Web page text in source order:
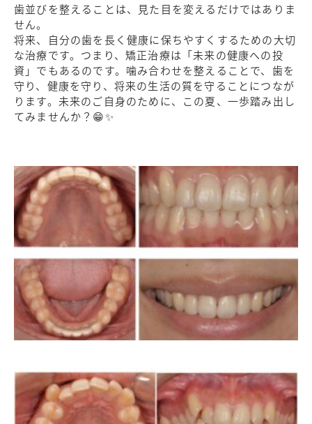
歯並びを整えることは、見た目を変えるだけではありま
せん。
将来、自分の歯を長く健康に保ちやすくするための大切
な治療です。つまり、矯正治療は「未来の健康への投
資」でもあるのです。噛み合わせを整えることで、歯を
守り、健康を守り、将来の生活の質を守ることにつなが
ります。未来のご自身のために、この夏、一歩踏み出し
てみませんか？😁✨